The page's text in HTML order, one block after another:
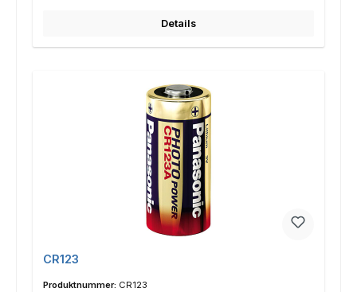
Details
CR123
Produktnummer: CR123